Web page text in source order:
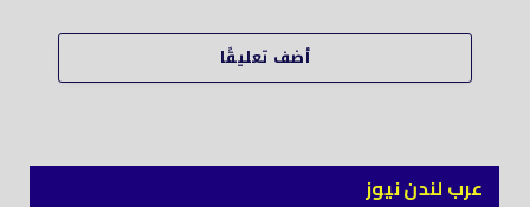
أضف تعليقًا
عرب لندن نيوز